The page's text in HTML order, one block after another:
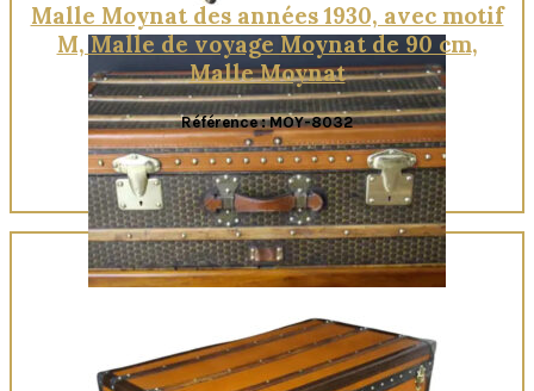
Malle Moynat des années 1930, avec motif
M, Malle de voyage Moynat de 90 cm,
Malle Moynat
Référence : MOY-8032